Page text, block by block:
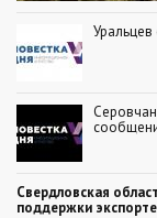
Свердловская
поддержки